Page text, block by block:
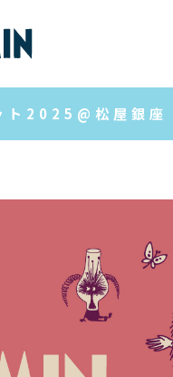
ト2025@松屋銀座